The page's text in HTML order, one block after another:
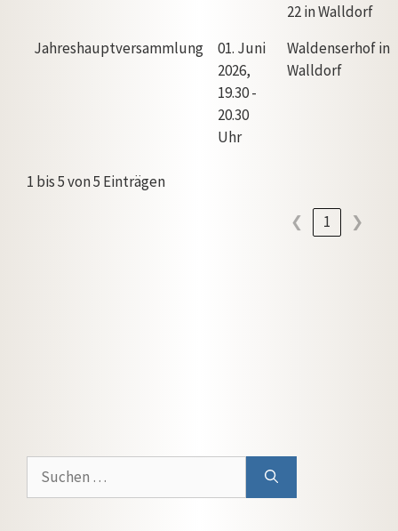
22 in Walldorf
Jahreshauptversammlung
01. Juni
2026,
19.30 -
20.30
Uhr
Waldenserhof in
Walldorf
1 bis 5 von 5 Einträgen
❮ 1 ❯
Suchen
nach: